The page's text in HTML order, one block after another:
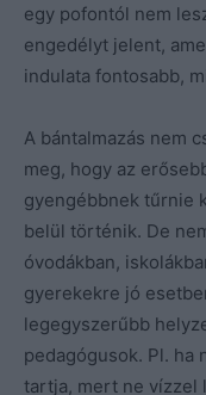
egy pofontól nem
engedélyt jelent,
indulata fontosabb,
A bántalmazás nem
meg, hogy az
gyengébbnek tűrnie
belül történik. De
óvodákban,
gyerekekre jó
legegyszerűbb
pedagógusok. Pl. ha
tartja, mert ne vízzel